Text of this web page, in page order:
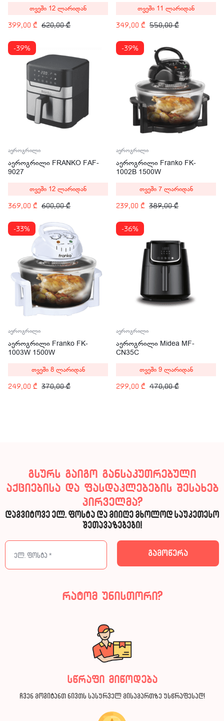
620,00₾
399,00 ₾
თვეში 12 ლარიდან
550,00₾
349,00 ₾
თვეში 11 ლარიდან
-39%
აეროგრილი
აეროგრილი FRANKO FAF-
9027
600,00₾
369,00 ₾
თვეში 12 ლარიდან
-39%
აეროგრილი
აეროგრილი Franko FK-
1002B 1500W
389,00₾
239,00 ₾
თვეში 7 ლარიდან
-33%
აეროგრილი
აეროგრილი Franko FK-
1003W 1500W
370,00₾
249,00 ₾
თვეში 8 ლარიდან
-36%
აეროგრილი
აეროგრილი Midea MF-
CN35C
470,00₾
299,00 ₾
თვეში 9 ლარიდან
გსურს გაიგო განსაკუთრებული
აქციებისა და ფასდაკლებების შესახებ
პირველმა?
დაგვიტოვე ელ. ფოსტა და მიიღე მხოლოდ საუკეთესო
შეთავაზებები!
რატომ უნისთორი?
სწრაფი მიწოდება
ჩვენ მოგიტანთ ნივთს სასურველ მისამართზე უსწრაფესად!